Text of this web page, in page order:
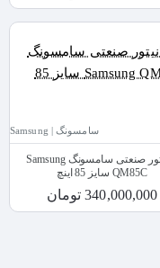
سامسونگ | Samsung
مانیتور صنعتی سامسونگ Samsung
QM85C سایز 85 اینچ
340,000,000 تومان